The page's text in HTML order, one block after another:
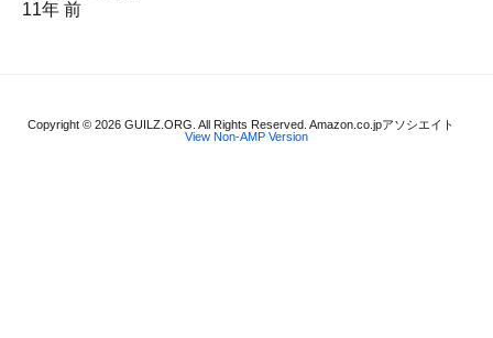
11年 前
Copyright © 2026 GUILZ.ORG. All Rights Reserved. Amazon.co.jpアソシエイト
View Non-AMP Version